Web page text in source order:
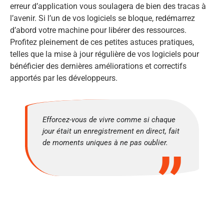
erreur d’application vous soulagera de bien des tracas à
l’avenir. Si l’un de vos logiciels se bloque, redémarrez
d’abord votre machine pour libérer des ressources.
Profitez pleinement de ces petites astuces pratiques,
telles que la mise à jour régulière de vos logiciels pour
bénéficier des dernières améliorations et correctifs
apportés par les développeurs.
Efforcez-vous de vivre comme si chaque
jour était un enregistrement en direct, fait
de moments uniques à ne pas oublier.